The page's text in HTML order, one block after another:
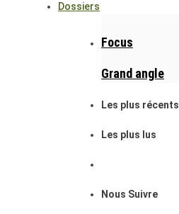
Dossiers
Focus
Grand angle
Les plus récents
Les plus lus
Nous Suivre